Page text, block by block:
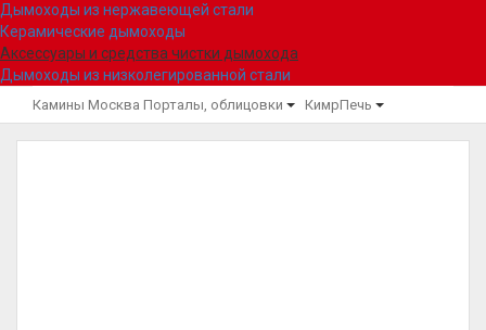
Дымоходы из нержавеющей стали
Керамические дымоходы
Аксессуары и средства чистки дымохода
Дымоходы из низколегированной стали
Камины Москва Порталы, облицовки КимрПечь